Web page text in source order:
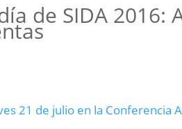
de SIDA 2016:
21 de julio en la Conferencia